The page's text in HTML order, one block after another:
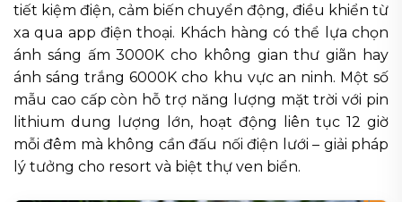
tiết kiệm điện, cảm biến chuyển động, điều khiển từ
xa qua app điện thoại. Khách hàng có thể lựa chọn
ánh sáng ấm 3000K cho không gian thư giãn hay
ánh sáng trắng 6000K cho khu vực an ninh. Một số
mẫu cao cấp còn hỗ trợ năng lượng mặt trời với pin
lithium dung lượng lớn, hoạt động liên tục 12 giờ
mỗi đêm mà không cần đấu nối điện lưới – giải pháp
lý tưởng cho resort và biệt thự ven biển.